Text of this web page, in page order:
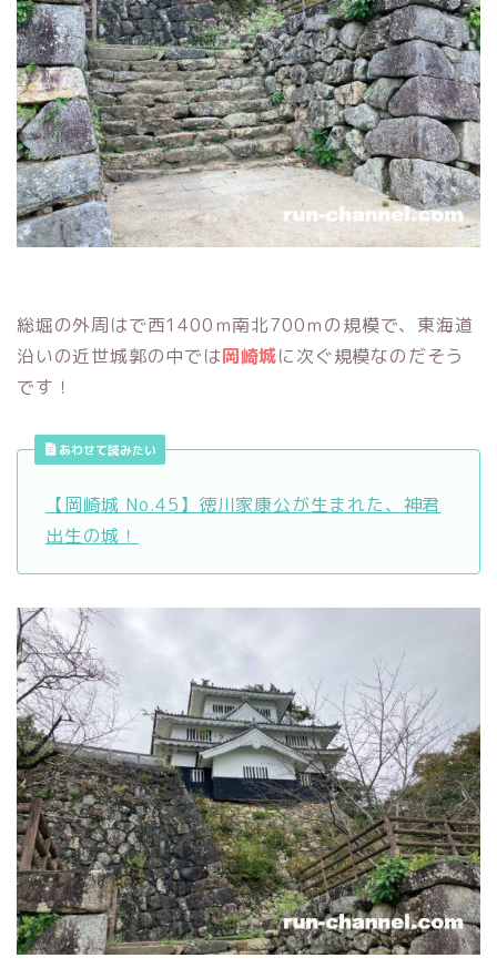
総堀の外周はで西1400ｍ南北700ｍの規模で、東海道
沿いの近世城郭の中では岡崎城に次ぐ規模なのだそう
です！
あわせて読みたい
【岡崎城 No.45】徳川家康公が生まれた、神君
出生の城！